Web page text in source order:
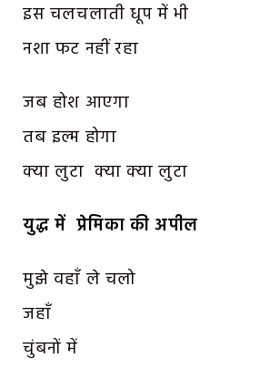
इस चलचलाती धूप में भी
नशा फट नहीं रहा
जब होश आएगा
तब इल्म होगा
क्या लुटा क्या क्या लुटा
युद्ध में प्रेमिका की अपील
मुझे वहाँ ले चलो
जहाँ
चुंबनों में